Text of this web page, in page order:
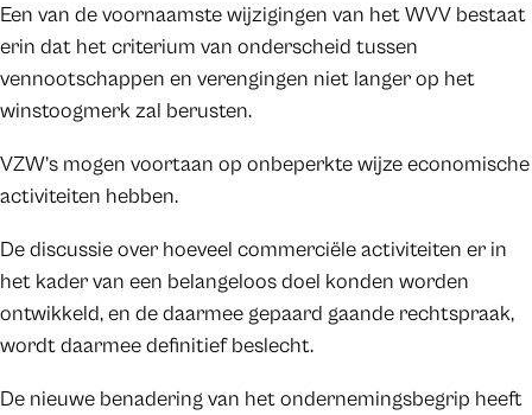
Een van de voornaamste wijzigingen van het WVV bestaat
erin dat het criterium van onderscheid tussen
vennootschappen en verengingen niet langer op het
winstoogmerk zal berusten.
VZW’s mogen voortaan op onbeperkte wijze economische
activiteiten hebben.
De discussie over hoeveel commerciële activiteiten er in
het kader van een belangeloos doel konden worden
ontwikkeld, en de daarmee gepaard gaande rechtspraak,
wordt daarmee definitief beslecht.
De nieuwe benadering van het ondernemingsbegrip heeft